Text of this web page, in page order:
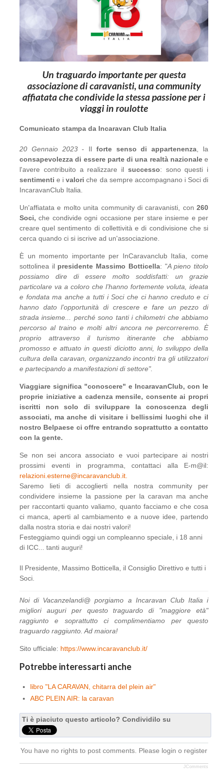
Un traguardo importante per questa
associazione di caravanisti, una community
affiatata che condivide la stessa passione per i
viaggi in roulotte
Comunicato stampa da Incaravan Club Italia
20 Gennaio 2023- Il forte senso di appartenenza , la
consapevolezza di essere parte di una realtà nazionalee
l'avere contribuito a realizzare il successo: sono questi i
sentimenti e ivalori che da sempre accompagnano i Soci di
IncaravanClub Italia.
Un'affiatata e molto unita community di caravanisti, con 260
Soci, che condivide ogni occasione per stare insieme e per
creare quel sentimento di collettività e di condivisione che si
cerca quando ci si iscrive ad un'associazione.
È un momento importante per InCaravanclub Italia, come
sottolinea il presidente Massimo Botticella: "A pieno titolo
possiamo dire di essere molto soddisfatti: un grazie
particolare va a coloro che l’hanno fortemente voluta, ideata
e fondata ma anche a tutti i Soci che ci hanno creduto e ci
hanno dato l’opportunità di crescere e fare un pezzo di
strada insieme... perché sono tanti i chilometri che abbiamo
percorso al traino e molti altri ancora ne percorreremo. È
proprio attraverso il turismo itinerante che abbiamo
promosso e attuato in questi diciotto anni, lo sviluppo della
cultura della caravan, organizzando incontri tra gli utilizzatori
e partecipando a manifestazioni di settore".
Viaggiare significa "conoscere" e IncaravanClub, con le
proprie iniziative a cadenza mensile, consente ai propri
iscritti non solo di sviluppare la conoscenza degli
associati, ma anche di visitare i bellissimi luoghi che il
nostro Belpaese ci offre entrando soprattutto a contatto
con la gente.
Se non sei ancora associato e vuoi partecipare ai nostri
prossimi eventi in programma, contattaci alla E-m@il:
relazioni.esterne@incaravanclub.it
Saremo lieti di accoglierti nella nostra community per
condividere insieme la passione per la caravan ma anche
per raccontarti quanto valiamo, quanto facciamo e che cosa
ci manca, aperti al cambiamento e a nuove idee, partendo
dalla nostra storia e dai nostri valori!
Festeggiamo quindi oggi un compleanno speciale, i 18 anni
di ICC... tanti auguri!
Il Presidente, Massimo Botticella, il Consiglio Direttivo e tutti i
Soci.
Noi di Vacanzelandi@ porgiamo a Incaravan Club Italia i
migliori auguri per questo traguardo di "maggiore età"
raggiunto e soprattutto ci complimentiamo per questo
traguardo raggiunto. Ad maiora!
Sito ufficiale: https://www.incaravanclub.it/
Potrebbe interessarti anche
libro "LA CARAVAN, chitarra del plein air"
ABC PLEIN AIR: la caravan
Ti è piaciuto questo articolo? Condividilo su
You have no rights to post comments. Please login o register
JComments